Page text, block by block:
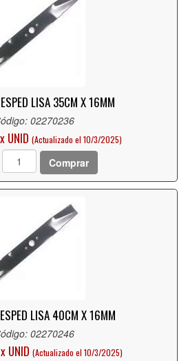
LISA 35CM X 16MM
02270236
UNID (Actualizado el 10/3/2025)
Comprar
LISA 40CM X 16MM
02270246
UNID (Actualizado el 10/3/2025)